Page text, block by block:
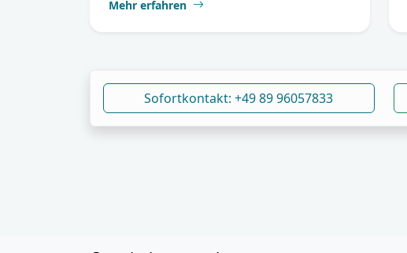
Mehr erfahren
Sofortkontakt: +49 89 96057833